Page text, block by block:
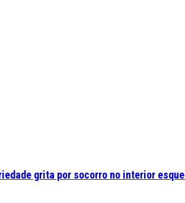
grita por socorro no interior